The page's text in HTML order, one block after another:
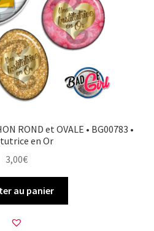
ROND et OVALE • BG00783 •
en Or
3,00€
au panier